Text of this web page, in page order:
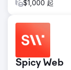
$1,000 起
Spicy Web